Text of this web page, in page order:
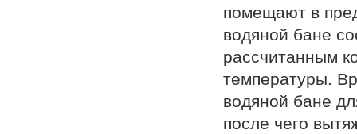
помещают в
водяной бане
рассчитанным
температуры.
водяной бане
после чего